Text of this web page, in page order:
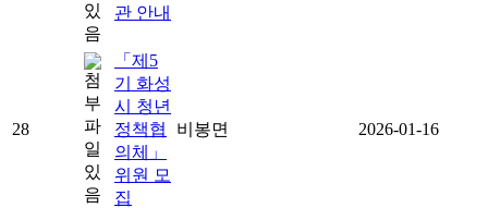
관 안내
28
「제5
기 화성
시 청년
정책협
의체」
위원 모
집
비봉면 2026-01-16